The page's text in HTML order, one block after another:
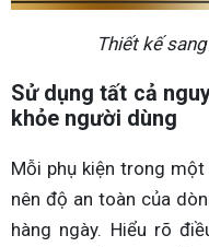
Thiết kế
Sử dụng tất cả
khỏe người dùng
Mỗi phụ kiện trong một
nên độ an toàn của
hàng ngày. Hiểu rõ